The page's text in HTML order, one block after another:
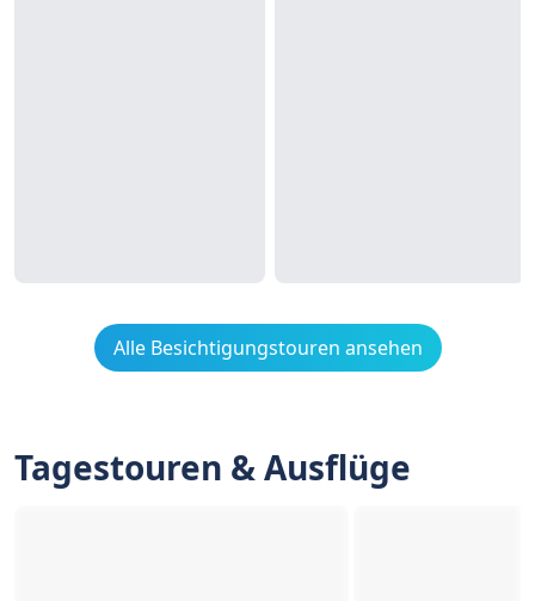
Alle Besichtigungstouren ansehen
Tagestouren & Ausflüge